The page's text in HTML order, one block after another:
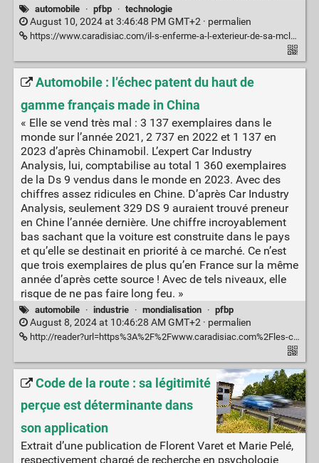
automobile · pfbp · technologie
August 10, 2024 at 3:46:48 PM GMT+2 · permalien
https://www.caradisiac.com/il-s-enferme-a-l-exterieur-de-sa-mclaren-qui-avance-seule-210312.htm
Automobile : l’échec patent du haut de
gamme français made in China
« Elle se vend très mal : 3 137 exemplaires dans le
monde sur l’année 2021, 2 737 en 2022 et 1 137 en
2023 d’après Chinamobil. L’expert Car Industry
Analysis, lui, comptabilise au total 1 360 exemplaires
de la Ds 9 vendus dans le monde en 2023. Avec des
chiffres assez ridicules en Chine. D’après Car Industry
Analysis, seulement 329 DS 9 auraient trouvé preneur
en Chine l’année dernière. Une chiffre incroyablement
bas sachant que la voiture est construite dans le pays
et qu’elle se destinait en priorité à ce marché. Ce n’est
que trois exemplaires de plus qu’en France sur la même
année d’après cette source ! Avec de tels niveaux, elle
risque de ne pas faire long feu. »
automobile · industrie · mondialisation · pfbp
August 8, 2024 at 10:46:28 AM GMT+2 · permalien
http://reader?url=https%3A%2F%2Fwww.caradisiac.com%2Fles-chiffres-de-ventes-genants-de-la-limousine-ds-9-210340.htm%23xtor%3DRSS-40
Code de la route : sa légitimité
perçue est déterminante dans
son application
Extrait d’une publication de Florent Varet et Marie Pelé,
respectivement chargé de recherche en psychologie